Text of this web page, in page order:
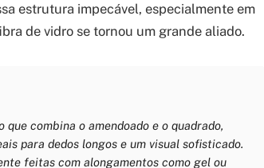
estrutura impecável, especialmente em
de vidro se tornou um grande aliado.
combina o amendoado e o quadrado,
para dedos longos e um visual sofisticado.
feitas com alongamentos como gel ou